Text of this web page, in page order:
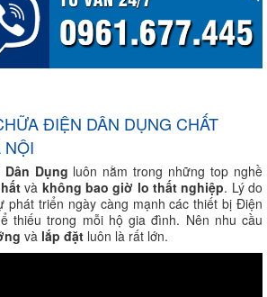
ĐIỆN DÂN DỤNG CHẤT
NỘI
Dụng luôn nằm trong những top nghề
và không bao giờ lo thất nghiệp. Lý do
phát triển ngày càng mạnh các thiết bị Điện
thiếu trong mỗi hộ gia đình. Nên nhu cầu
và lắp đặt luôn là rất lớn.